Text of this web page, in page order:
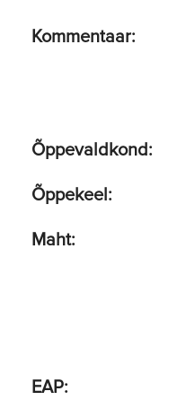
Kommentaar:
Õppevaldkond:
Õppekeel:
Maht:
EAP: